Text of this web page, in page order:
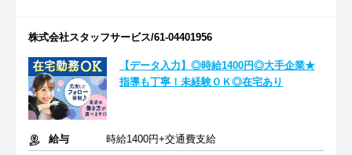
株式会社スタッフサービス/61-04401956
【データ入力】◎時給1400円◎大手企業★
指導も丁寧！未経験ＯＫ◎在宅あり
給与
時給1400円+交通費支給